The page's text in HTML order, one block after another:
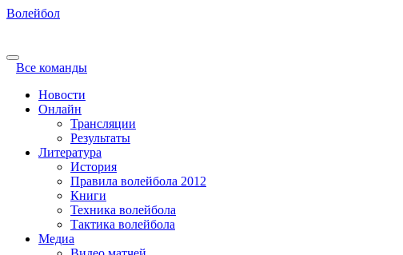
Волейбол
Все команды
Новости
Онлайн
Трансляции
Результаты
Литература
История
Правила волейбола 2012
Книги
Техника волейбола
Тактика волейбола
Медиа